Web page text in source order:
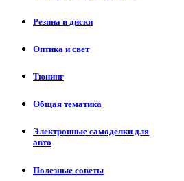
Резина и диски
Оптика и свет
Тюнинг
Общая тематика
Электронные самоделки для
авто
Полезные советы